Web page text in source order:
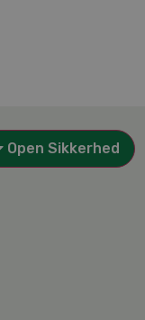
Open Sikkerhed